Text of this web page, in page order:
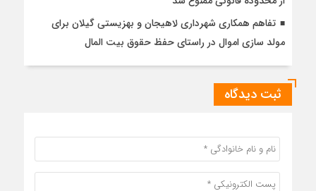
تفاهم همکاری شهرداری لاهیجان و بهزیستی گیلان برای
مولد سازی اموال در راستای حفظ حقوق بیت المال
ثبت دیدگاه